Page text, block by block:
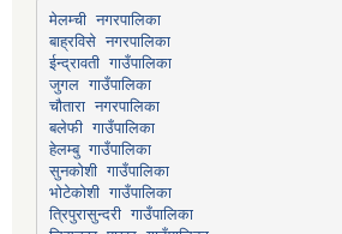
मेलम्ची नगरपालिका
बाह्रविसे नगरपालिका
ईन्द्रावती गाउँपालिका
जुगल गाउँपालिका
चौतारा नगरपालिका
बलेफी गाउँपालिका
हेलम्बु गाउँपालिका
सुनकोशी गाउँपालिका
भोटेकोशी गाउँपालिका
त्रिपुरासुन्दरी गाउँपालिका